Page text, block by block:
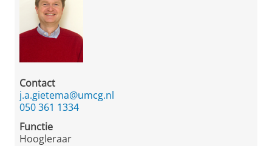
Contact
j.a.gietema@umcg.nl
050 361 1334
Functie
Hoogleraar